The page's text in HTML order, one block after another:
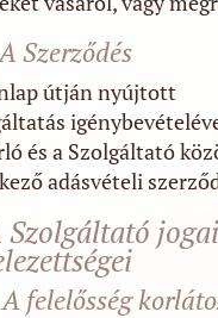
Szerződés
útján nyújtott
és a Szolgáltató
adásvételi
Szolgáltató
felelősség